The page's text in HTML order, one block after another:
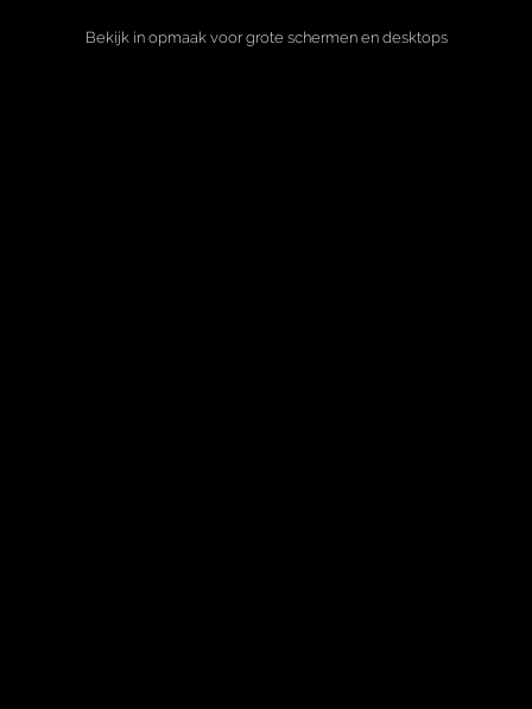
Bekijk in opmaak voor grote schermen en desktops